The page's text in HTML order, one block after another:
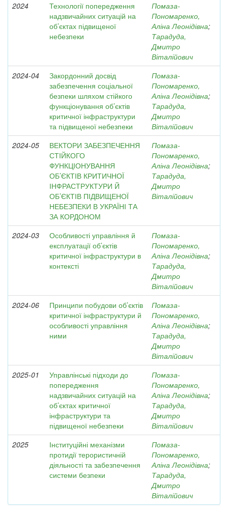
2024
Технології попередження
надзвичайних ситуацій на
об’єктах підвищеної
небезпеки
Помаза-
Пономаренко,
Аліна Леонідівна;
Тарадуда,
Дмитро
Віталійович
2024-04
Закордонний досвід
забезпечення соціальної
безпеки шляхом стійкого
функціонування об’єктів
критичної інфраструктури
та підвищеної небезпеки
Помаза-
Пономаренко,
Аліна Леонідівна;
Тарадуда,
Дмитро
Віталійович
2024-05
ВЕКТОРИ ЗАБЕЗПЕЧЕННЯ
СТІЙКОГО
ФУНКЦІОНУВАННЯ
ОБ’ЄКТІВ КРИТИЧНОЇ
ІНФРАСТРУКТУРИ Й
ОБ’ЄКТІВ ПІДВИЩЕНОЇ
НЕБЕЗПЕКИ В УКРАЇНІ ТА
ЗА КОРДОНОМ
Помаза-
Пономаренко,
Аліна Леонідівна;
Тарадуда,
Дмитро
Віталійович
2024-03
Особливості управління й
експлуатації об’єктів
критичної інфраструктури в
контексті
Помаза-
Пономаренко,
Аліна Леонідівна;
Тарадуда,
Дмитро
Віталійович
2024-06
Принципи побудови об’єктів
критичної інфраструктури й
особливості управління
ними
Помаза-
Пономаренко,
Аліна Леонідівна;
Тарадуда,
Дмитро
Віталійович
2025-01
Управлінські підходи до
попередження
надзвичайних ситуацій на
об’єктах критичної
інфраструктури та
підвищеної небезпеки
Помаза-
Пономаренко,
Аліна Леонідівна;
Тарадуда,
Дмитро
Віталійович
2025
Інституційні механізми
протидії терористичній
діяльності та забезпечення
системи безпеки
Помаза-
Пономаренко,
Аліна Леонідівна;
Тарадуда,
Дмитро
Віталійович